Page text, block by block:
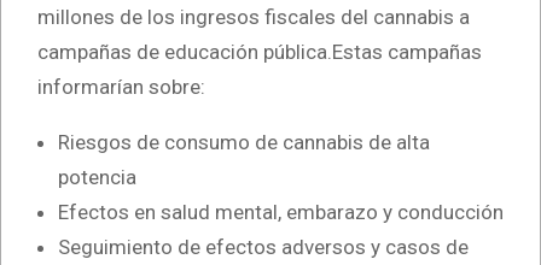
millones de los ingresos fiscales del cannabis a
campañas de educación pública.Estas campañas
informarían sobre:
Riesgos de consumo de cannabis de alta
potencia
Efectos en salud mental, embarazo y conducción
Seguimiento de efectos adversos y casos de